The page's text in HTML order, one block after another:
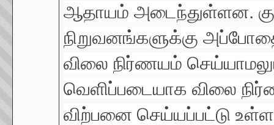
ஆதாயம் அடைந்துள்ளன.
நிறுவனங்களுக்கு
விலை நிர்ணயம்
வெளிப்படையாக விலை
விற்பனை செய்யப்பட்டு